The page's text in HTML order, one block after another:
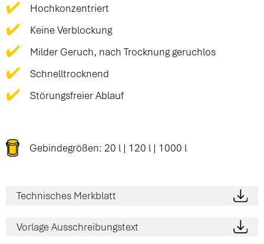
Hochkonzentriert
Keine Verblockung
Milder Geruch, nach Trocknung geruchlos
Schnelltrocknend
Störungsfreier Ablauf
Gebindegrößen: 20 l | 120 l | 1000 l
Technisches Merkblatt
Vorlage Ausschreibungstext